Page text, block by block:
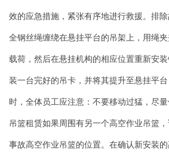
效的应急措施，紧张有序地进行救援。排
全钢丝绳缠绕在悬挂平台的吊架上，用绳
载荷，然后在悬挂机构的相应位置重新安
装一台完好的吊卡，并将其提升至悬挂平
时，全体员工应注意：不要移动过猛，尽量
吊篮租赁如果周围有另一个高空作业吊篮
事故高空作业吊篮的位置。在确认新安装的